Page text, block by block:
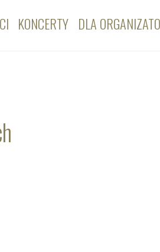
KONCERTY DLA